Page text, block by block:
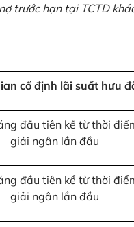
trước hạn tại TCTD
cố định lãi suất hưu
đầu tiên kể từ thời
giải ngân lần đầu
đầu tiên kể từ thời
giải ngân lần đầu